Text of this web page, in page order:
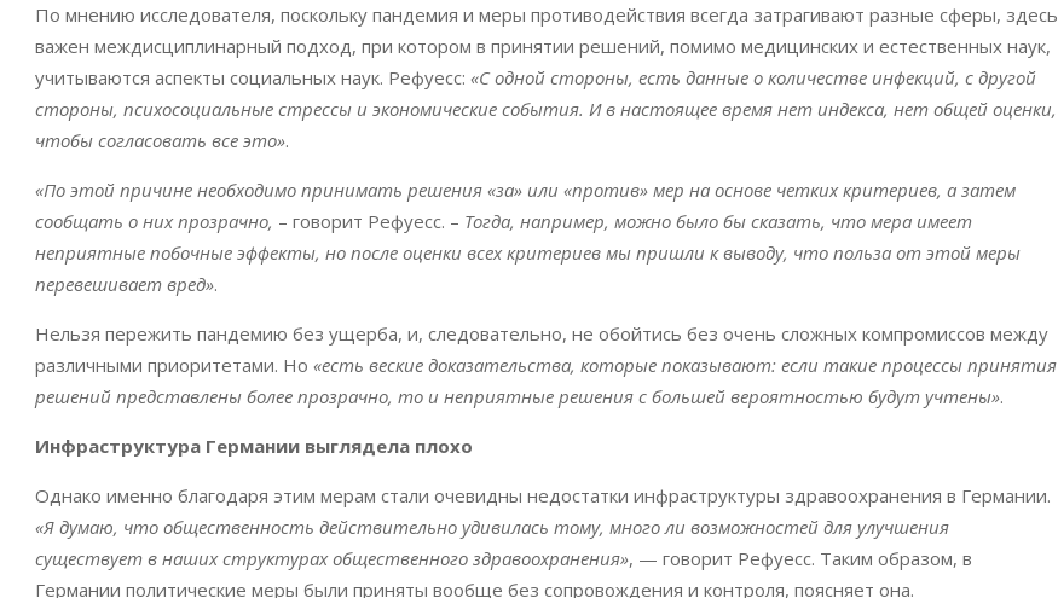
По мнению исследователя, поскольку пандемия и меры противодействия всегда затрагивают разные сферы, здесь
важен междисциплинарный подход, при котором в принятии решений, помимо медицинских и естественных наук,
учитываются аспекты социальных наук. Рефуесс: «С одной стороны, есть данные о количестве инфекций, с другой
стороны, психосоциальные стрессы и экономические события. И в настоящее время нет индекса, нет общей оценки,
чтобы согласовать все это».
«По этой причине необходимо принимать решения «за» или «против» мер на основе четких критериев, а затем
сообщать о них прозрачно, – говорит Рефуесс. – Тогда, например, можно было бы сказать, что мера имеет
неприятные побочные эффекты, но после оценки всех критериев мы пришли к выводу, что польза от этой меры
перевешивает вред».
Нельзя пережить пандемию без ущерба, и, следовательно, не обойтись без очень сложных компромиссов между
различными приоритетами. Но «есть веские доказательства, которые показывают: если такие процессы принятия
решений представлены более прозрачно, то и неприятные решения с большей вероятностью будут учтены».
Инфраструктура Германии выглядела плохо
Однако именно благодаря этим мерам стали очевидны недостатки инфраструктуры здравоохранения в Германии.
«Я думаю, что общественность действительно удивилась тому, много ли возможностей для улучшения
существует в наших структурах общественного здравоохранения», — говорит Рефуесс. Таким образом, в
Германии политические меры были приняты вообще без сопровождения и контроля, поясняет она.